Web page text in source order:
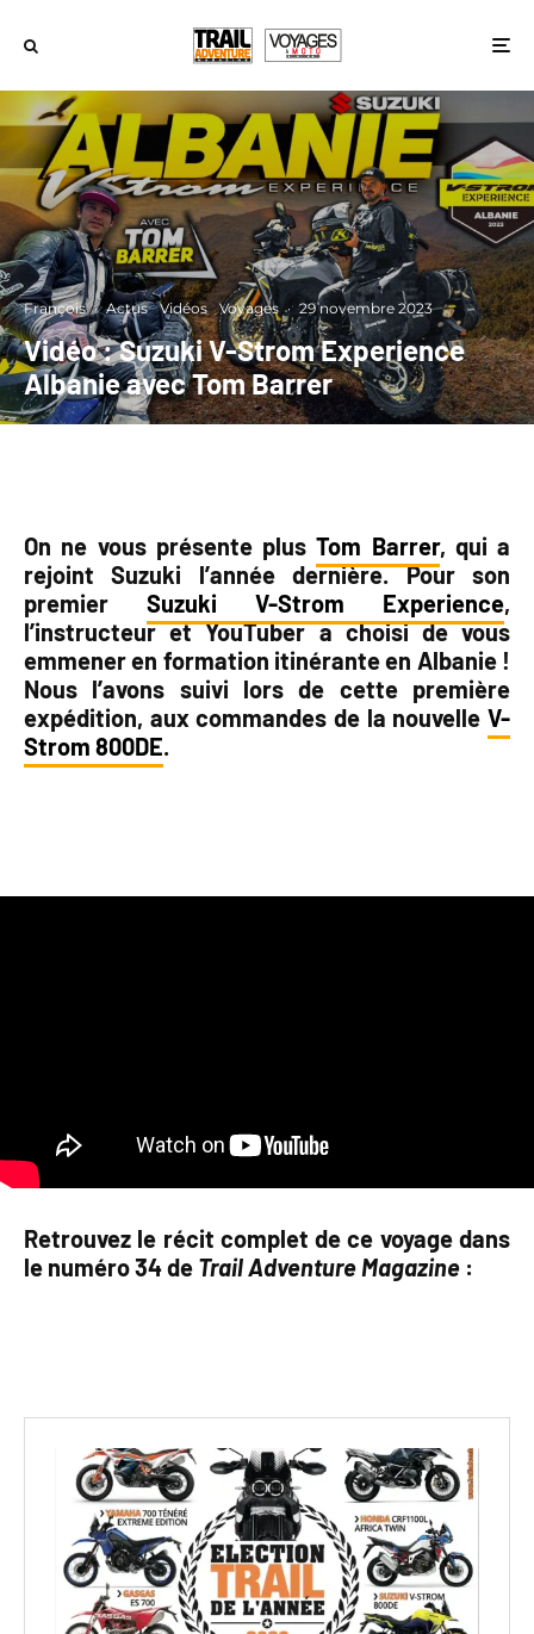
François · Actus Vidéos Voyages · 29 novembre 2023
Vidéo : Suzuki V-Strom Experience
Albanie avec Tom Barrer
On ne vous présente plusTom Barrer, qui a
rejoint Suzuki l’année dernière. Pour son
premier Suzuki V-Strom Experience,
l’instructeur et YouTuber a choisi de vous
emmener en formation itinérante en Albanie !
Nous l’avons suivi lors de cette première
expédition, aux commandes de la nouvelle V-
Strom 800DE.
Retrouvez le récit complet de ce voyage dans
le numéro 34 de Trail Adventure Magazine :